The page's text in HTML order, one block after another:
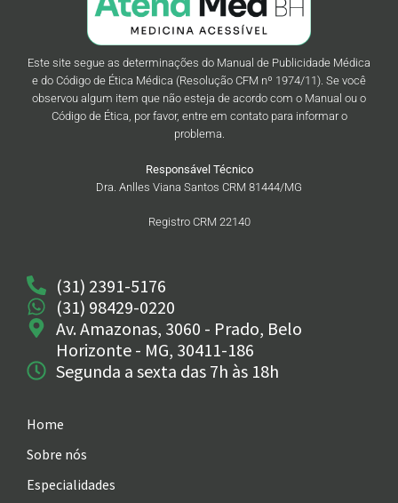
Este site segue as determinações do Manual de Publicidade Médica
e do Código de Ética Médica (Resolução CFM nº 1974/11). Se você
observou algum item que não esteja de acordo com o Manual ou o
Código de Ética, por favor, entre em contato para informar o
problema.
Responsável Técnico
Dra. Anlles Viana Santos CRM 81444/MG
Registro CRM 22140
Home
Sobre nós
Especialidades
(31) 2391-5176
(31) 98429-0220
Av. Amazonas, 3060 - Prado, Belo
Horizonte - MG, 30411-186
Segunda a sexta das 7h às 18h